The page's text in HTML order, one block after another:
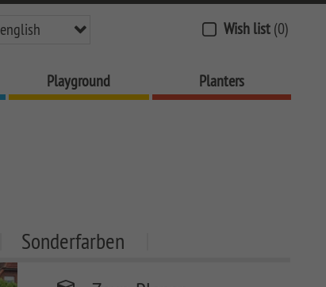
english Wish list (0)
Playground Planters
Sonderfarben